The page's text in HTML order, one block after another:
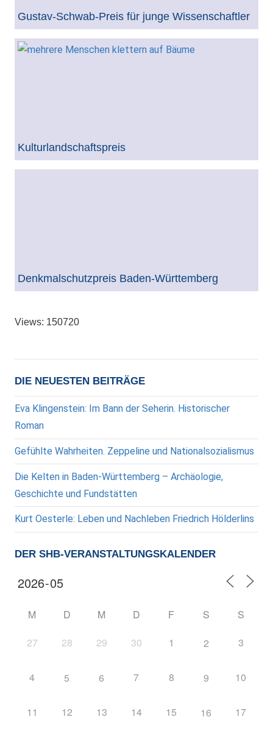
Gustav-Schwab-Preis für junge Wissenschaftler
Kulturlandschaftspreis
Denkmalschutzpreis Baden-Württemberg
Views: 150720
DIE NEUESTEN BEITRÄGE
Eva Klingenstein: Im Bann der Seherin. Historischer
Roman
Gefühlte Wahrheiten. Zeppeline und Nationalsozialismus
Die Kelten in Baden-Württemberg – Archäologie,
Geschichte und Fundstätten
Kurt Oesterle: Leben und Nachleben Friedrich Hölderlins
DER SHB-VERANSTALTUNGSKALENDER
M D M D F S S
27 28 29 30 1 2 3
4 5 6 7 8 9 10
11 12 13 14 15 16 17